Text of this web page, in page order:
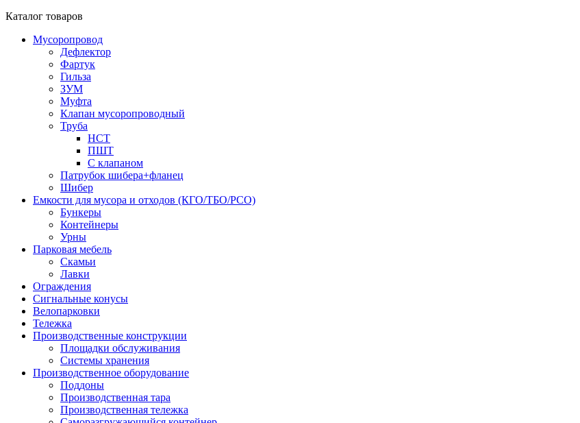
Каталог товаров
Мусоропровод
Дефлектор
Фартук
Гильза
ЗУМ
Муфта
Клапан мусоропроводный
Труба
НСТ
ПШТ
С клапаном
Патрубок шибера+фланец
Шибер
Емкости для мусора и отходов (КГО/ТБО/РСО)
Бункеры
Контейнеры
Урны
Парковая мебель
Скамьи
Лавки
Ограждения
Сигнальные конусы
Велопарковки
Тележка
Производственные конструкции
Площадки обслуживания
Системы хранения
Производственное оборудование
Поддоны
Производственная тара
Производственная тележка